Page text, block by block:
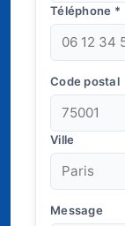
Téléphone *
Code postal
Ville
Message